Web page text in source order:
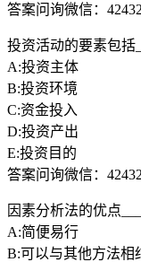
答案问询微信：
投资活动的要素包括
A:投资主体
B:投资环境
C:资金投入
D:投资产出
E:投资目的
答案问询微信：
因素分析法的优点
A:简便易行
B:可以与其他方法相